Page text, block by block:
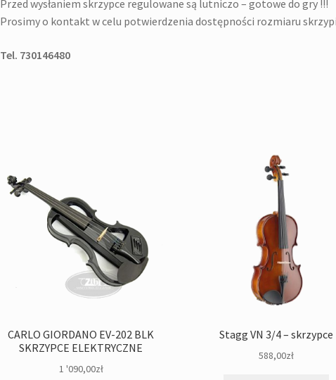
Przed wysłaniem skrzypce regulowane są lutniczo – gotowe do gry !!!
Prosimy o kontakt w celu potwierdzenia dostępności rozmiaru
Tel. 730146480
CARLO GIORDANO EV-202 BLK
SKRZYPCE ELEKTRYCZNE
1 '090,00zł
Stagg VN 3/4 – skrzypce
588,00zł